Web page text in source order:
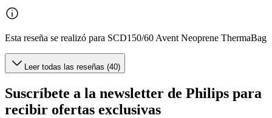
Esta reseña se realizó para SCD150/60 Avent Neoprene ThermaBag
Leer todas las reseñas (40)
Suscríbete a la newsletter de Philips para
recibir ofertas exclusivas